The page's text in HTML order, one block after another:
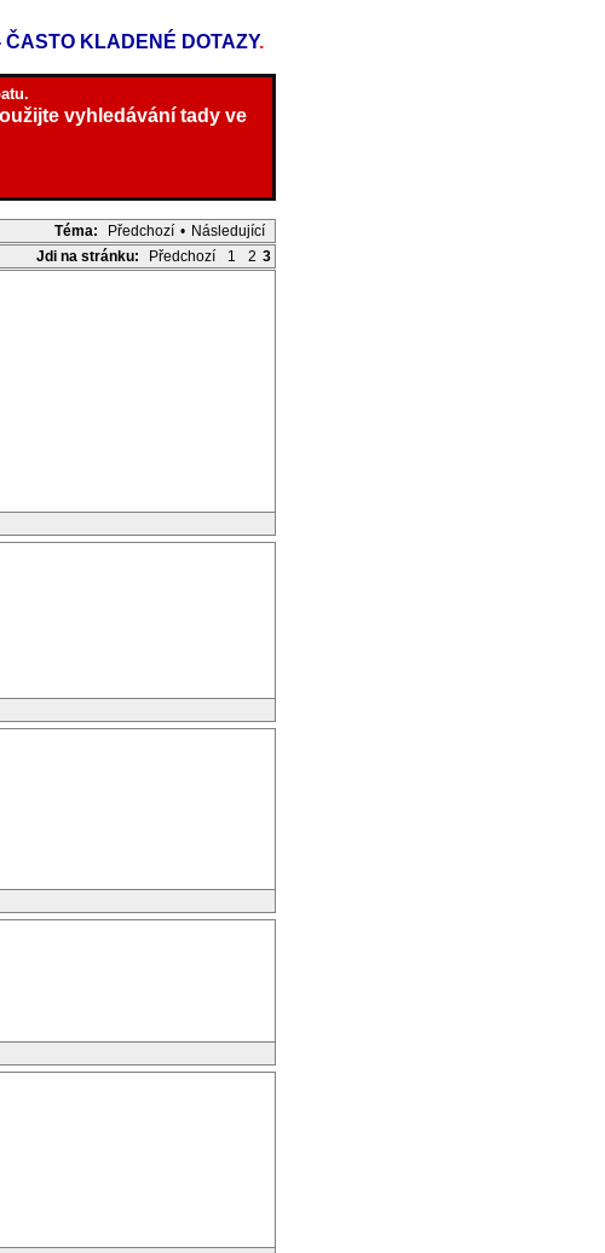
ČASTO KLADENÉ DOTAZY.
vyhledávání tady ve
Téma:
Předchozí • Následující
Jdi na stránku:
Předchozí 1 2 3